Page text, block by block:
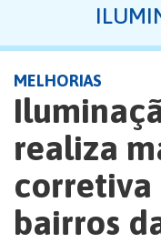
MELHORIAS
realiza
corretiva
bairros